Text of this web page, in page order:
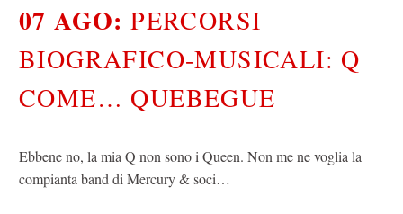
07 AGO:PERCORSI
BIOGRAFICO-MUSICALI: Q
COME… QUEBEGUE
Ebbene no, la mia Q non sono i Queen. Non me ne voglia la
compianta band di Mercury & soci…